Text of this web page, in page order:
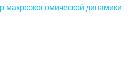
макроэкономической динамики